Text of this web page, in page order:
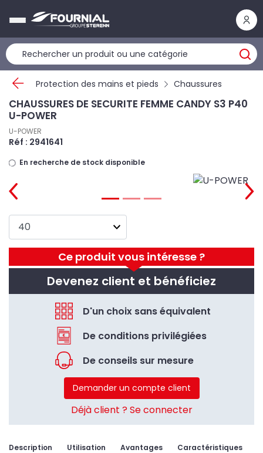
Protection des mains et pieds Chaussures
Ce produit vous intéresse ?
Devenez client et bénéficiez
D'un choix sans équivalent
De conditions privilégiées
De conseils sur mesure
Demander un compte client
Déjà client ? Se connecter
CHAUSSURES DE SECURITE FEMME CANDY S3 P40
U-POWER
U-POWER
Réf : 2941641
En recherche de stock disponible
Description Utilisation Avantages Caractéristiques